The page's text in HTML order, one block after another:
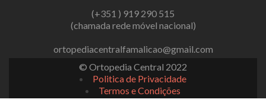
(+351 ) 919 290 515
(chamada rede móvel nacional)
ortopediacentralfamalicao@gmail.com
© Ortopedia Central 2022
Politica de Privacidade
Termos e Condições
Livro de Reclamações